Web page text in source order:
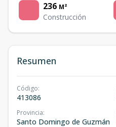
236 M²
Construcción
Resumen
Código:
413086
Provincia:
Santo Domingo de Guzmán